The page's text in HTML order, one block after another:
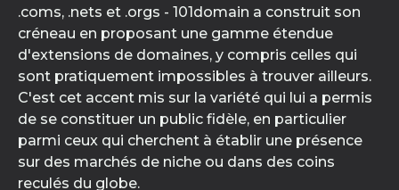
.coms, .nets et .orgs - 101domain a construit son
créneau en proposant une gamme étendue
d'extensions de domaines, y compris celles qui
sont pratiquement impossibles à trouver ailleurs.
C'est cet accent mis sur la variété qui lui a permis
de se constituer un public fidèle, en particulier
parmi ceux qui cherchent à établir une présence
sur des marchés de niche ou dans des coins
reculés du globe.